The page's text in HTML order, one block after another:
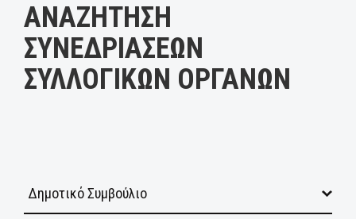
ΑΝΑΖΗΤΗΣΗ
ΣΥΝΕΔΡΙΑΣΕΩΝ
ΣΥΛΛΟΓΙΚΩΝ ΟΡΓΑΝΩΝ